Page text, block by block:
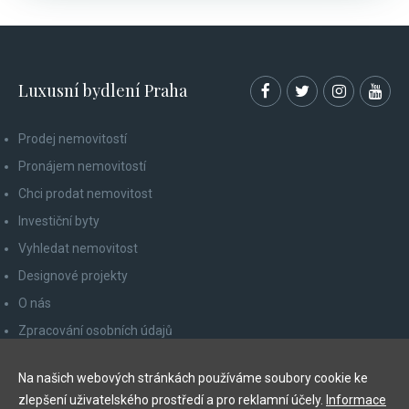
Luxusní bydlení Praha
Prodej nemovitostí
Pronájem nemovitostí
Chci prodat nemovitost
Investiční byty
Vyhledat nemovitost
Designové projekty
O nás
Zpracování osobních údajů
Odhlášení z newsletteru
Na našich webových stránkách používáme soubory cookie ke
zlepšení uživatelského prostředí a pro reklamní účely. Informace